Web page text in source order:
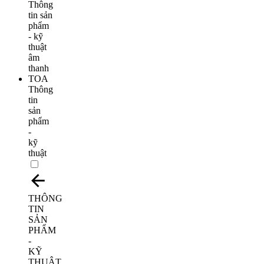
Thông
tin
sản
phẩm
-
kỹ
thuật
THÔNG
TIN
SẢN
PHẨM
-
KỸ
THUẬT